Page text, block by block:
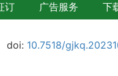
订 广告服务 下
doi: 10.7518/